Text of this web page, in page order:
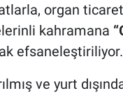
organ
kahramana
ve yurt